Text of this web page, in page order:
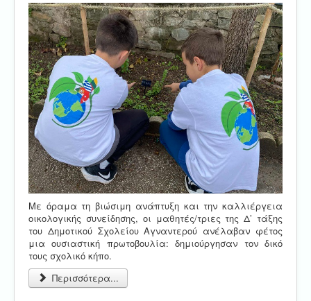
Με όραμα τη βιώσιμη ανάπτυξη και την καλλιέργεια
οικολογικής συνείδησης, οι μαθητές/τριες της Δ’ τάξης
του Δημοτικού Σχολείου Αγναντερού ανέλαβαν φέτος
μια ουσιαστική πρωτοβουλία: δημιούργησαν τον δικό
τους σχολικό κήπο.
Περισσότερα...